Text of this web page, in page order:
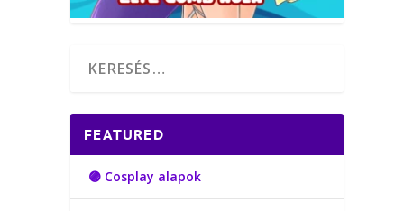
FEATURED
🟣 Cosplay alapok